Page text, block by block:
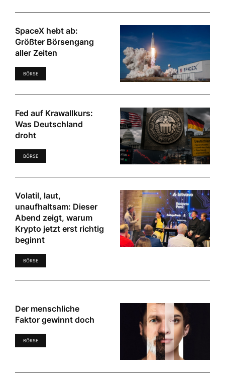
SpaceX hebt ab:
Größter Börsengang
aller Zeiten
BÖRSE
Fed auf Krawallkurs:
Was Deutschland
droht
BÖRSE
Volatil, laut,
unaufhaltsam: Dieser
Abend zeigt, warum
Krypto jetzt erst richtig
beginnt
BÖRSE
Der menschliche
Faktor gewinnt doch
BÖRSE